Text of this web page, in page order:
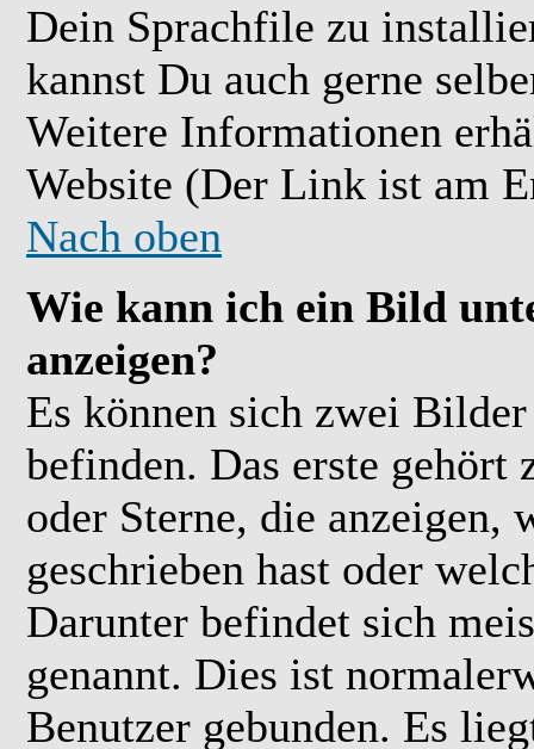
Dein Sprachfile zu
kannst Du auch gerne
Weitere Informationen
Website (Der Link ist am
Nach oben
Wie kann ich ein Bild
anzeigen?
Es können sich zwei
befinden. Das erste gehört
oder Sterne, die anzeigen,
geschrieben hast oder
Darunter befindet sich
genannt. Dies ist
Benutzer gebunden. Es